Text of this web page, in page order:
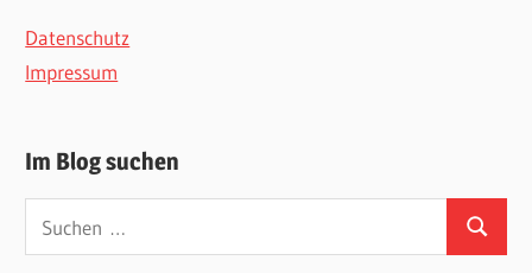
Datenschutz
Impressum
Im Blog suchen
nach:
Suchen